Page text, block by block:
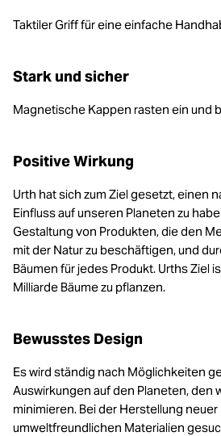
Taktiler Griff für eine einfache
Stark und sicher
Magnetische Kappen rasten ein und
Positive Wirkung
Urth hat sich zum Ziel gesetzt, einen
Einfluss auf unseren Planeten zu
Gestaltung von Produkten, die den
mit der Natur zu beschäftigen, und
Bäumen für jedes Produkt. Urths Ziel
Milliarde Bäume zu pflanzen.
Bewusstes Design
Es wird ständig nach Möglichkeiten
Auswirkungen auf den Planeten, den
minimieren. Bei der Herstellung
umweltfreundlichen Materialien